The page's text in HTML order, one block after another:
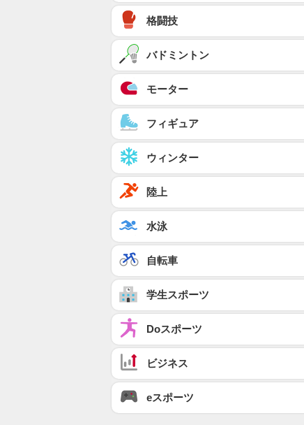
格闘技
バドミントン
モーター
フィギュア
ウィンター
陸上
水泳
自転車
学生スポーツ
Doスポーツ
ビジネス
eスポーツ